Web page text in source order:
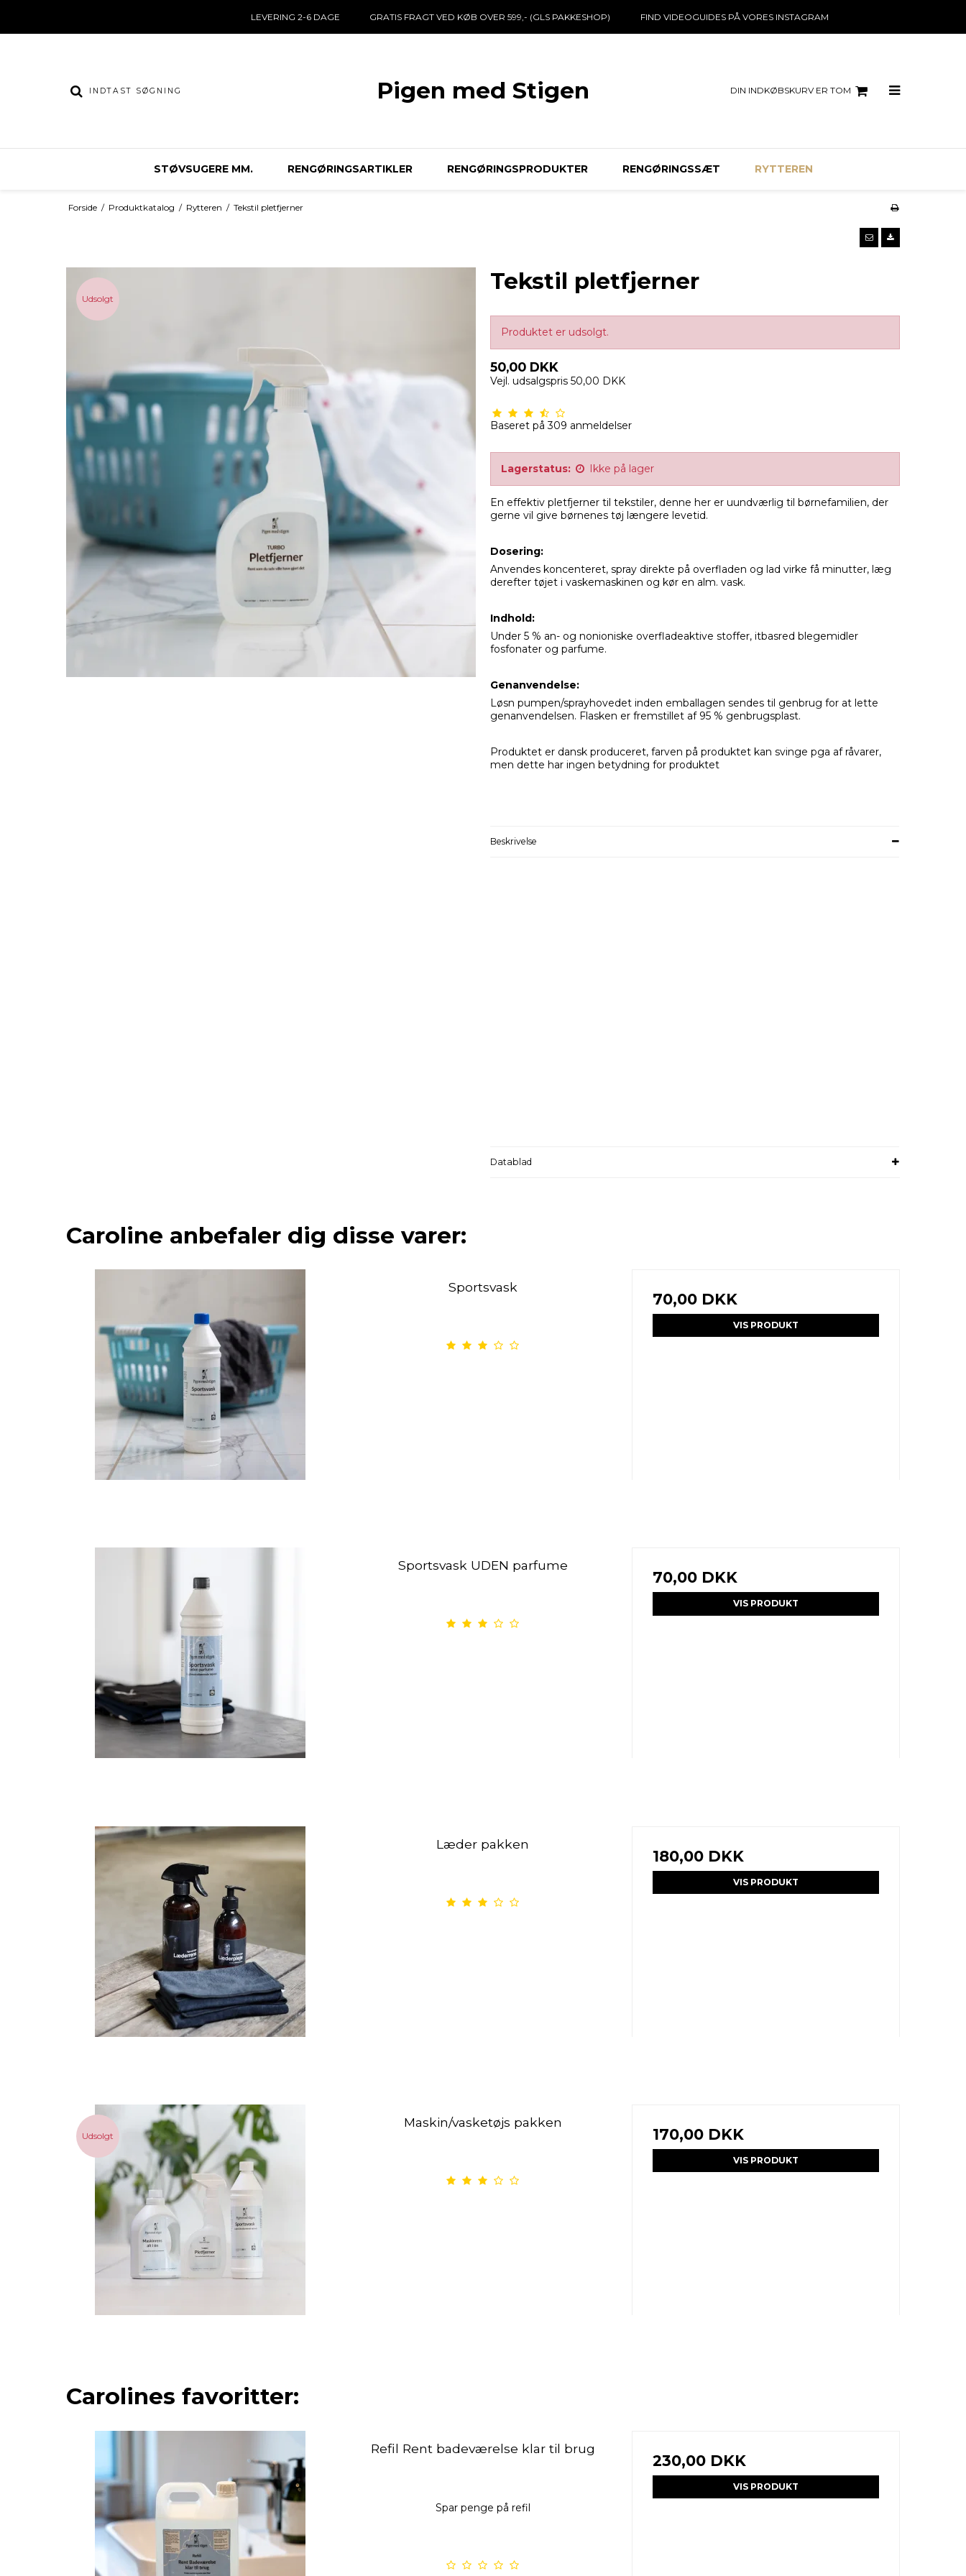
LEVERING 2-6 DAGE GRATIS FRAGT VED KØB OVER 599,- (GLS PAKKESHOP) FIND VIDEOGUIDES PÅ VORES INSTAGRAM
Pigen med Stigen DIN INDKØBSKURV ER TOM
STØVSUGERE MM. RENGØRINGSARTIKLER RENGØRINGSPRODUKTER RENGØRINGSSÆT RYTTEREN
Forside / Produktkatalog / Rytteren / Tekstil pletfjerner
Udsolgt
Tekstil pletfjerner
Produktet er udsolgt.
50,00 DKK
Vejl. udsalgspris 50,00 DKK
Baseret på 309 anmeldelser
Lagerstatus: Ikke på lager
En effektiv pletfjerner til tekstiler, denne her er uundværlig til børnefamilien, der
gerne vil give børnenes tøj længere levetid.
Dosering:
Anvendes koncenteret, spray direkte på overfladen og lad virke få minutter, læg
derefter tøjet i vaskemaskinen og kør en alm. vask.
Indhold:
Under 5 % an- og nonioniske overfladeaktive stoffer, itbasred blegemidler
fosfonater og parfume.
Genanvendelse:
Løsn pumpen/sprayhovedet inden emballagen sendes til genbrug for at lette
genanvendelsen. Flasken er fremstillet af 95 % genbrugsplast.
Produktet er dansk produceret, farven på produktet kan svinge pga af råvarer,
men dette har ingen betydning for produktet
Beskrivelse
Datablad
Caroline anbefaler dig disse varer:
Sportsvask
70,00 DKK
VIS PRODUKT
Sportsvask UDEN parfume
70,00 DKK
VIS PRODUKT
Læder pakken
180,00 DKK
VIS PRODUKT
Udsolgt
Maskin/vasketøjs pakken
170,00 DKK
VIS PRODUKT
Carolines favoritter:
Refil Rent badeværelse klar til brug
Spar penge på refil
230,00 DKK
VIS PRODUKT